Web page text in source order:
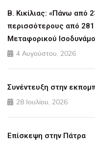
Β. Κικίλιας: «Πάνω από
περισσότερους από
Μεταφορικού
4 Αυγούστου, 2026
Συνέντευξη στην
28 Ιουλίου, 2026
Επίσκεψη στην Πάτρα